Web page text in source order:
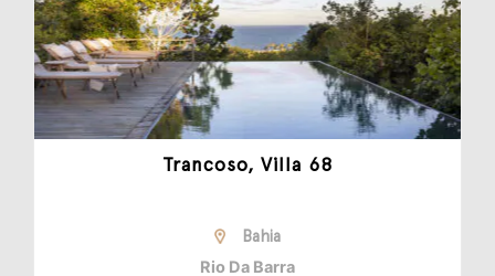
Trancoso, Villa 68
Bahia
Rio Da Barra